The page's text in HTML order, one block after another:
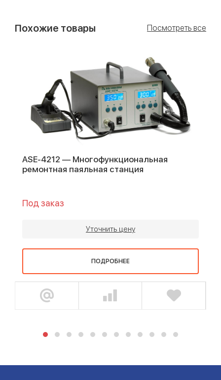
Похожие товары Посмотреть все
ASE-4212 — Многофункциональная
ремонтная паяльная станция
Под заказ
Уточнить цену
ПОДРОБНЕЕ